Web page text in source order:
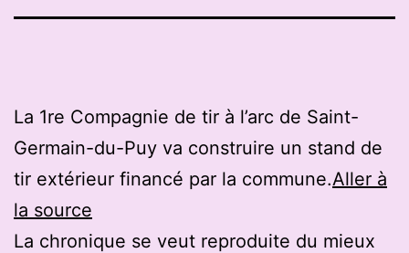
La 1re Compagnie de tir à l’arc de Saint-
Germain-du-Puy va construire un stand de
tir extérieur financé par la commune.Aller à
la source
La chronique se veut reproduite du mieux